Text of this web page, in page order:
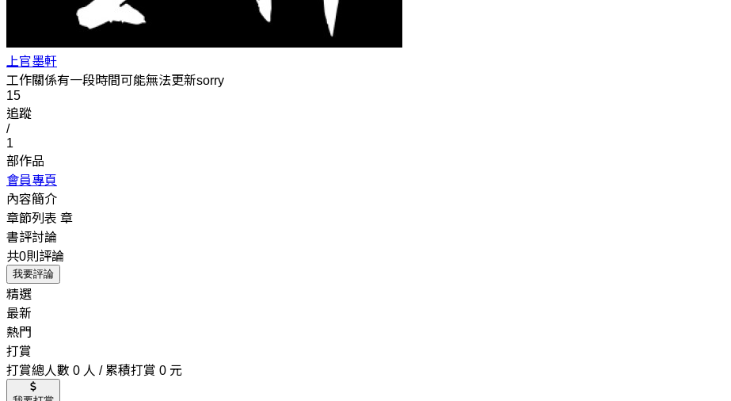
上官墨軒
工作關係有一段時間可能無法更新sorry
15
追蹤
/
1
部作品
會員專頁
內容簡介
章節列表 章
書評討論
共0則評論
我要評論
精選
最新
熱門
打賞
打賞總人數 0 人 / 累積打賞 0 元